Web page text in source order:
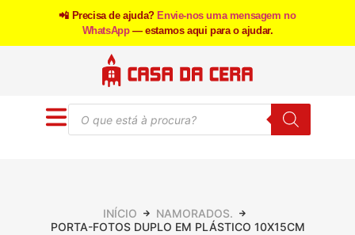
📲 Precisa de ajuda? Envie-nos uma mensagem no
WhatsApp — estamos aqui para o ajudar.
INÍCIO
NAMORADOS.
PORTA-FOTOS DUPLO EM PLÁSTICO 10X15CM